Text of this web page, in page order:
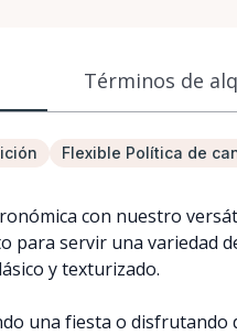
Términos de
Flexible Política de
con nuestro
para servir una variedad
y texturizado.
una fiesta o disfrutando